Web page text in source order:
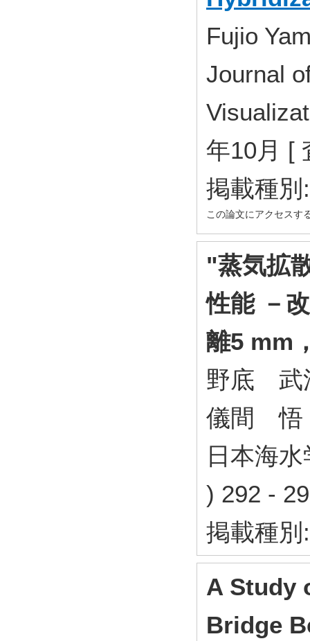
Fujio
Journal
年10月 [
掲載種
この論文にアクセスす
"蒸気拡
性能 －
離5 mm
野底 武
儀間 悟
日本海
) 292 -
掲載種
A Study
Bridge